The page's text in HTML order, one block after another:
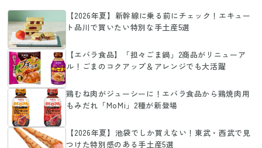
【2026年夏】新幹線に乗る前にチェック！エキュー
ト品川で買いたい特別な手土産5選
【エバラ食品】「担々ごま鍋」2商品がリニューア
ル！ごまのコクアップ＆アレンジでも大活躍
鶏むね肉がジューシーに！エバラ食品から鶏焼肉用
もみだれ「MoMi」2種が新登場
【2026年夏】池袋でしか買えない！東武・西武で見
つけた特別感のある手土産5選